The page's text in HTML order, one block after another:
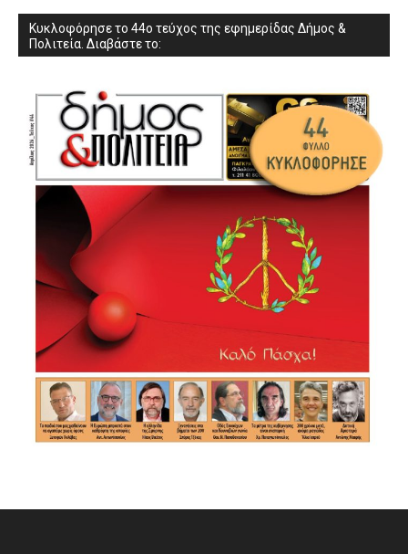
Κυκλοφόρησε το 44ο τεύχος της εφημερίδας Δήμος &
Πολιτεία. Διαβάστε το: